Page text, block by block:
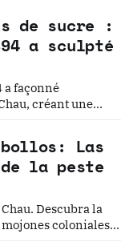
de sucre :
a sculpté
a façonné
créant une
Las
la peste
Descubra la
coloniales y